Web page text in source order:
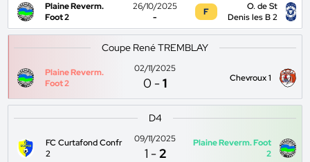
Plaine Reverm.
Foot 2
26/10/2025
-
F
O. de St
Denis les B 2
Coupe René TREMBLAY
Plaine Reverm.
Foot 2
02/11/2025
0 -1 Chevroux 1
D4
FC Curtafond Confr
2
09/11/2025
1 -2
Plaine Reverm. Foot
2